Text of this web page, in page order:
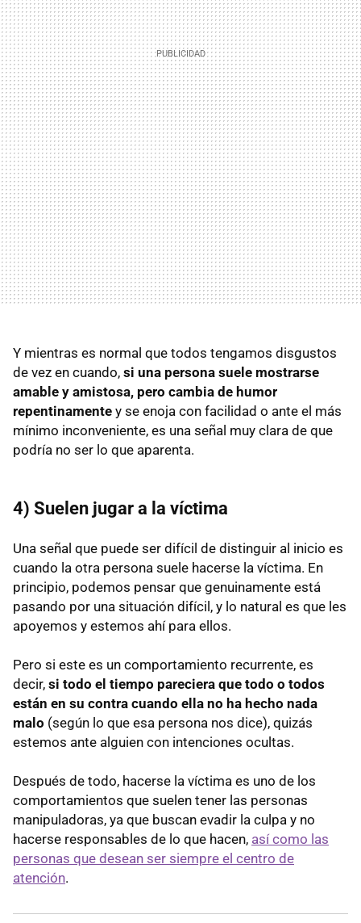
Y mientras es normal que todos tengamos disgustos
de vez en cuando, si una persona suele mostrarse
amable y amistosa, pero cambia de humor
repentinamente y se enoja con facilidad o ante el más
mínimo inconveniente, es una señal muy clara de que
podría no ser lo que aparenta.
4) Suelen jugar a la víctima
Una señal que puede ser difícil de distinguir al inicio es
cuando la otra persona suele hacerse la víctima. En
principio, podemos pensar que genuinamente está
pasando por una situación difícil, y lo natural es que les
apoyemos y estemos ahí para ellos.
Pero si este es un comportamiento recurrente, es
decir, si todo el tiempo pareciera que todo o todos
están en su contra cuando ella no ha hecho nada
malo (según lo que esa persona nos dice), quizás
estemos ante alguien con intenciones ocultas.
Después de todo, hacerse la víctima es uno de los
comportamientos que suelen tener las personas
manipuladoras, ya que buscan evadir la culpa y no
hacerse responsables de lo que hacen, así como las
personas que desean ser siempre el centro de
atención.